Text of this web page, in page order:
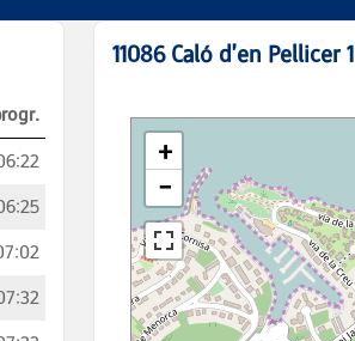
11086 Caló d'en Pellicer 1